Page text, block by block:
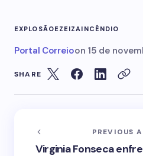
EXPLOSÃOEZEIZAINCÊNDIO
Portal Correioon 15 de
SHARE
PREVIOUS
Virginia Fonseca